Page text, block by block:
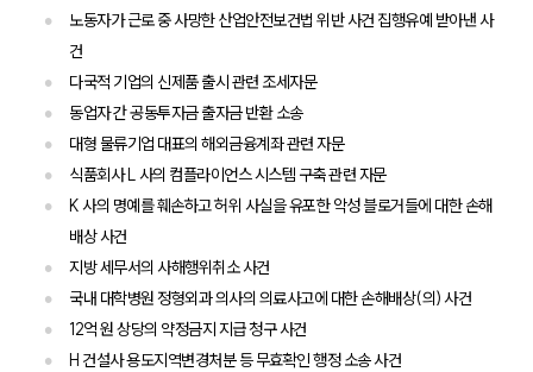
노동자가 근로 중 사망한 산업안전보건법 위반 사건 집행유예 받아낸 사
건
다국적 기업의 신제품 출시 관련 조세자문
동업자 간 공동투자금 출자금 반환 소송
대형 물류기업 대표의 해외금융계좌 관련 자문
식품회사 L 사의 컴플라이언스 시스템 구축 관련 자문
K 사의 명예를 훼손하고 허위 사실을 유포한 악성 블로거들에 대한 손해
배상 사건
지방 세무서의 사해행위취소 사건
국내 대학병원 정형외과 의사의 의료사고에 대한 손해배상(의) 사건
12억 원 상당의 약정금지 지급 청구 사건
H 건설사 용도지역변경처분 등 무효확인 행정 소송 사건